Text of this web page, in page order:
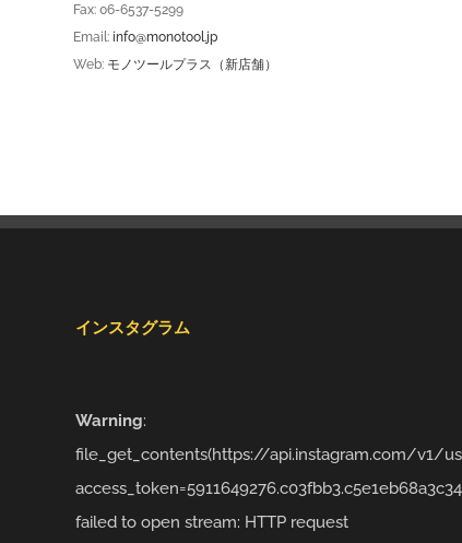
Fax: 06-6537-5299
Email: info@monotool.jp
Web: モノツールプラス（新店舗）
インスタグラム
Warning:
file_get_contents(https://api.instagram.com/v1/
failed to open stream: HTTP request